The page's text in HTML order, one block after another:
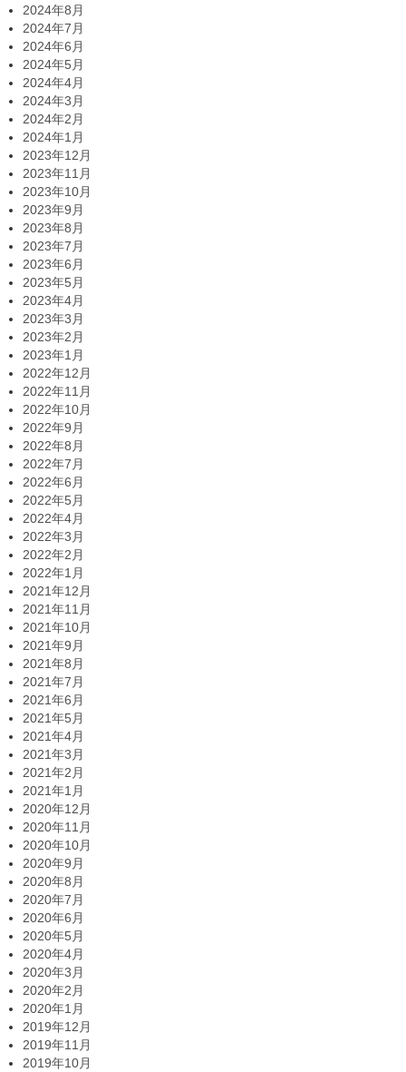
2024年8月
2024年7月
2024年6月
2024年5月
2024年4月
2024年3月
2024年2月
2024年1月
2023年12月
2023年11月
2023年10月
2023年9月
2023年8月
2023年7月
2023年6月
2023年5月
2023年4月
2023年3月
2023年2月
2023年1月
2022年12月
2022年11月
2022年10月
2022年9月
2022年8月
2022年7月
2022年6月
2022年5月
2022年4月
2022年3月
2022年2月
2022年1月
2021年12月
2021年11月
2021年10月
2021年9月
2021年8月
2021年7月
2021年6月
2021年5月
2021年4月
2021年3月
2021年2月
2021年1月
2020年12月
2020年11月
2020年10月
2020年9月
2020年8月
2020年7月
2020年6月
2020年5月
2020年4月
2020年3月
2020年2月
2020年1月
2019年12月
2019年11月
2019年10月